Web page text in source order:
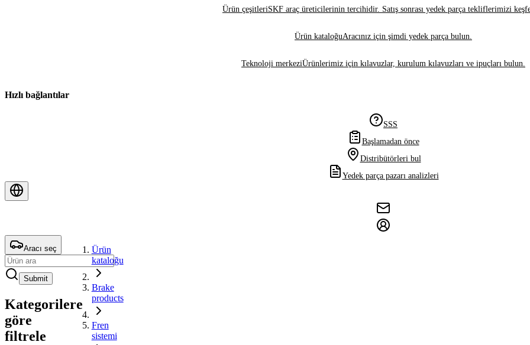
Ürün çeşitleriSKF araç üreticilerinin tercihidir. Satış sonrası yedek parça tekliflerimizi
Ürün kataloğuAracınız için şimdi yedek parça bulun.
Teknoloji merkeziÜrünlerimiz için kılavuzlar, kurulum kılavuzları ve ipuçları bulun.
Hızlı bağlantılar
SSS
Başlamadan önce
Distribütörleri bul
Yedek parça pazarı analizleri
Aracı seç
Submit
Kategorilere
göre
filtrele
Ürün
kataloğu
Brake
products
Fren
sistemi